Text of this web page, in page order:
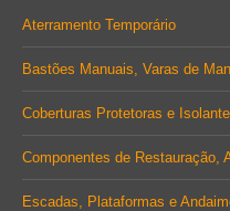
in
window
in
window
in
window
Aterramento Temporário
Bastões Manuais, Varas de
Coberturas Protetoras e
Componentes de Restauração,
Escadas, Plataformas e